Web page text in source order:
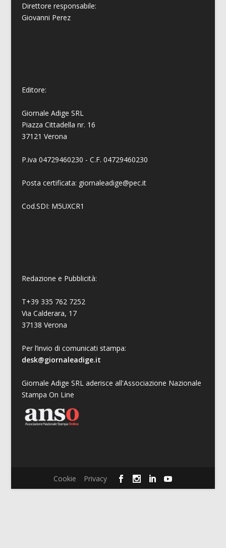
Direttore responsabile:
Giovanni Perez
Editore:
Giornale Adige SRL
Piazza Cittadella nr. 16
37121 Verona
P.iva 04729460230 - C.F. 04729460230
Posta certificata: giornaleadige@pec.it
Cod.SDI: M5UXCR1
Redazione e Pubblicità:
T+39 335 762 7252
Via Calderara, 17
37138 Verona
Per l’invio di comunicati stampa:
desk@giornaleadige.it
Giornale Adige SRL aderisce all'Associazione Nazionale
Stampa On Line
Cookie Privacy